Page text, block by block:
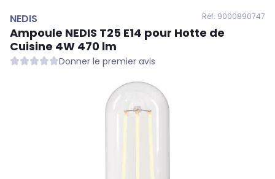
NEDIS Réf. 9000890747
Ampoule NEDIS T25 E14 pour Hotte de
Cuisine 4W 470 lm
Donner le premier avis